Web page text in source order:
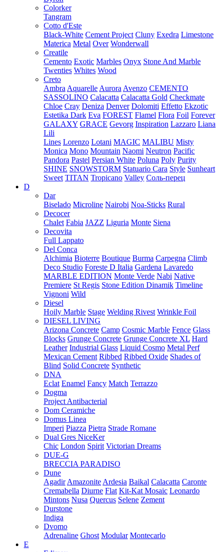
Colorker
Tangram
Cotto d'Este
Black-White Cement Project Cluny Exedra Limestone
Materica Metal Over Wonderwall
Creatile
Cemento Exotic Marbles Onyx Stone And Marble
Twenties Whites Wood
Creto
Ambra Aquarelle Aurora Avenzo CEMENTO
SASSOLINO Calacatta Calacatta Gold Checkmate
Chloe Cray Deniza Denver Dolomiti Effetto Ekzotic
Estetika Dark Eva FOREST Flamel Flora Foil Forever
GALAXY GRACE Gevorg Inspiration Lazzaro Liana
Lili
Lines Lorenzo Lotani MAGIC MALIBU Misty
Monica Mono Mountain Naomi Neutron Pacific
Pandora Pastel Persian White Poluna Poly Purity
SHINE SNOWSTORM Statuario Cara Style Sunheart
Sweet TITAN Tropicano Valley Соль-перец
D
Dar
Biselado Microline Nairobi Noa-Sticks Rural
Decocer
Chalet Fabia JAZZ Liguria Monte Siena
Decovita
Full Lappato
Del Conca
Alchimia Bioterre Boutique Burma Carpegna Climb
Deco Studio Foreste D Italia Gardena Lavaredo
MARBLE EDITION Monte Verde Nabi Native
Premiere St Regis Stone Edition Dinamik Timeline
Vignoni Wild
Diesel
Hoily Marble Stage Welding Rivest Wrinkle Foil
DIESEL LIVING
Arizona Concrete Camp Cosmic Marble Fence Glass
Blocks Grunge Concrete Grunge Concrete XL Hard
Leather Industrial Glass Liquid Cosmo Metal Perf
Mexican Cement Ribbed Ribbed Oxide Shades of
Blind Solid Concrete Synthetic
DNA
Eclat Enamel Fancy Match Terrazzo
Dogma
Project Antibacterial
Dom Ceramiche
Domus Linea
Imperi Piazza Pietra Strade Romane
Dual Gres NiceKer
Chic London Spirit Victorian Dreams
DUE-G
BRECCIA PARADISO
Dune
Agadir Amazonite Ardesia Baikal Calacatta Caronte
Cremabella Diurne Flat Kit-Kat Mosaic Leonardo
Mintons Nusa Quercus Selene Zement
Durstone
Indiga
Dvomo
Adrenaline Ghost Modular Montecarlo
E